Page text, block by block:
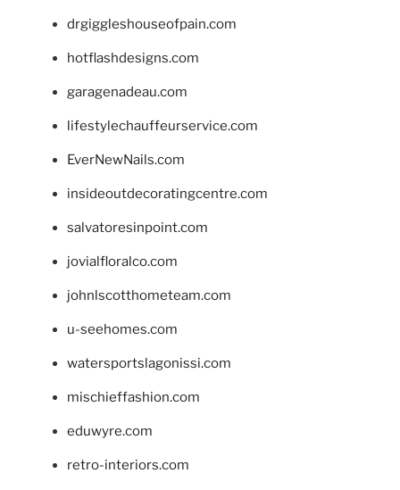
drgiggleshouseofpain.com
hotflashdesigns.com
garagenadeau.com
lifestylechauffeurservice.com
EverNewNails.com
insideoutdecoratingcentre.com
salvatoresinpoint.com
jovialfloralco.com
johnlscotthometeam.com
u-seehomes.com
watersportslagonissi.com
mischieffashion.com
eduwyre.com
retro-interiors.com